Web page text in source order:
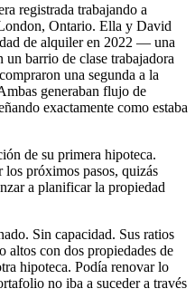
registrada trabajando a
Ontario. Ella y David
de alquiler en 2022 — una
un barrio de clase trabajadora
una segunda a la
generaban flujo de
exactamente como estaba
de su primera hipoteca.
los próximos pasos, quizás
a planificar la propiedad
Sin capacidad. Sus ratios
altos con dos propiedades de
hipoteca. Podía renovar lo
no iba a suceder a través